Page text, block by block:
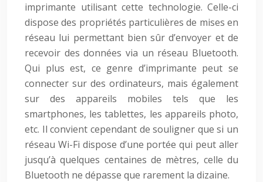
imprimante utilisant cette technologie. Celle-ci
dispose des propriétés particulières de mises en
réseau lui permettant bien sûr d’envoyer et de
recevoir des données via un réseau Bluetooth.
Qui plus est, ce genre d’imprimante peut se
connecter sur des ordinateurs, mais également
sur des appareils mobiles tels que les
smartphones, les tablettes, les appareils photo,
etc. Il convient cependant de souligner que si un
réseau Wi-Fi dispose d’une portée qui peut aller
jusqu’à quelques centaines de mètres, celle du
Bluetooth ne dépasse que rarement la dizaine.